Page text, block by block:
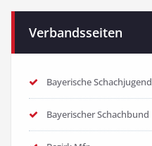
Verbandsseiten
Bayerische Schachjugend
Bayerischer Schachbund